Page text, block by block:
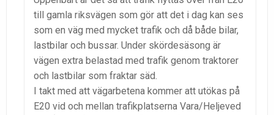
till gamla riksvägen som gör att det i dag kan ses
som en väg med mycket trafik och då både bilar,
lastbilar och bussar. Under skördesäsong är
vägen extra belastad med trafik genom traktorer
och lastbilar som fraktar säd.
I takt med att vägarbetena kommer att utökas på
E20 vid och mellan trafikplatserna Vara/Heljeved